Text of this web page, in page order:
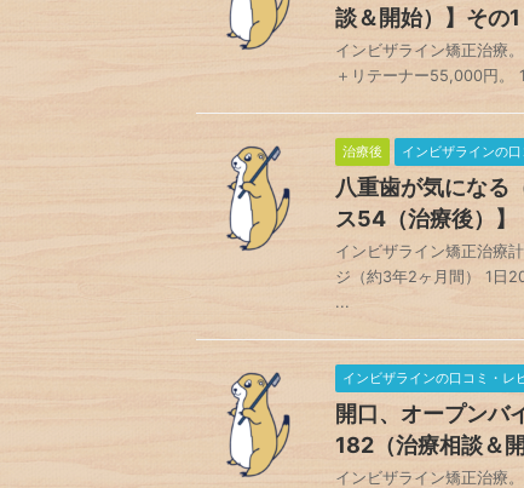
談＆開始）】その1
インビザライン矯正治療
＋リテーナー55,000円。
治療後 インビザラインの
八重歯が気になる
ス54（治療後）】
インビザライン矯正治療
ジ（約3年2ヶ月間） 1日
...
インビザラインの口コミ・レ
開口、オープンバ
182（治療相談＆
インビザライン矯正治療